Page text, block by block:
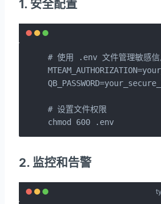
1. 安全配置
# 使用 .env 文件管理敏感信
# 设置文件权限
chmod 600 .env
2. 监控和告警